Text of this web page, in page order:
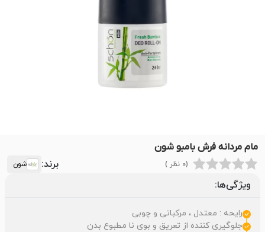
مام مردانه فرش بامبو شون
(0 نظر ) برند: شون
ویژگی‌ها:
رایحه : معتدل ، مرکباتی و چوبی
جلوگیری کننده از تعریق و بوی نا مطبوع بدن